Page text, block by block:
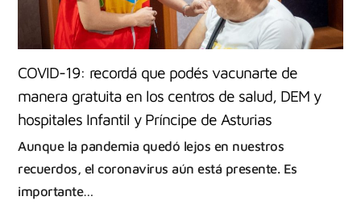
COVID-19: recordá que podés vacunarte de
manera gratuita en los centros de salud, DEM y
hospitales Infantil y Príncipe de Asturias
Aunque la pandemia quedó lejos en nuestros
recuerdos, el coronavirus aún está presente. Es
importante…